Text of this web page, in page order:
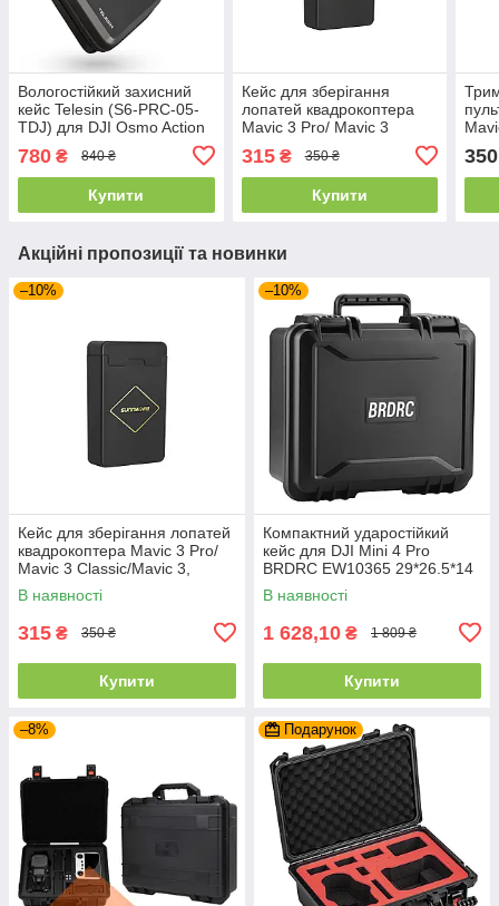
Вологостійкий захисний
кейс Telesin (S6-PRC-05-
TDJ) для DJI Osmo Action
5 Pro / 4 / 3 та аксесуарів
780 ₴ 840 ₴
Купити
Кейс для зберігання
лопатей квадрокоптера
Mavic 3 Pro/ Mavic 3
Classic/Mavic 3, захисний
чохол, SunnyLife
315₴ 350 ₴
Купити
350
Акційні пропозиції та новинки
–10%
Кейс для зберігання лопатей
квадрокоптера Mavic 3 Pro/
Mavic 3 Classic/Mavic 3,
захисний чохол, SunnyLife
В наявності
315 ₴ 350 ₴
Купити
–10%
Компактний ударостійкий
кейс для DJI Mini 4 Pro
BRDRC EW10365 29*26.5*14
см
В наявності
1 628,10 ₴ 1 809 ₴
Купити
–8% Подарунок